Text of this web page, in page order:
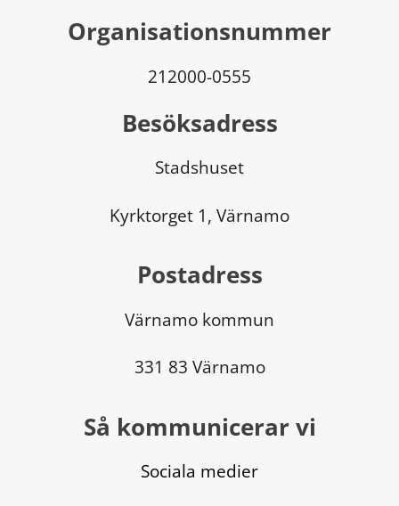
Organisationsnummer
212000-0555
Besöksadress
Stadshuset
Kyrktorget 1, Värnamo
Postadress
Värnamo kommun
331 83 Värnamo
Så kommunicerar vi
Sociala medier